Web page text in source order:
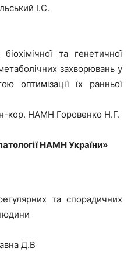
І.С.
та генетичної
захворювань у
оптимізації їх ранньої
кор. НАМН Горовенко Н.Г.
НАМН України»
та спорадичних
Д.В